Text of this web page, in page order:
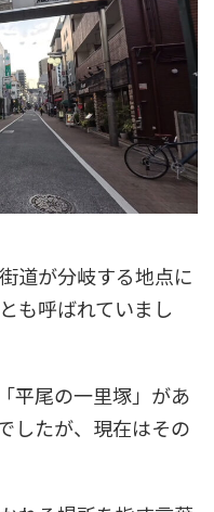
道が分岐する地点に
も呼ばれていまし
平尾の一里塚」があ
したが、現在はその